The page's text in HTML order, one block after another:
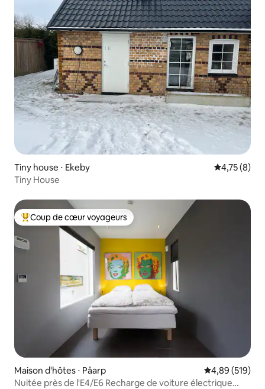
Tiny house ⋅ Ekeby Évaluation
4,75 (8)
Tiny House
Coups de cœur voyageurs les plus appréciés
Coup de cœur voyageurs
Maison d'hôtes ⋅ Påarp Évaluation
4,89 (519)
Nuitée près de l'E4/E6 Recharge de voiture électrique